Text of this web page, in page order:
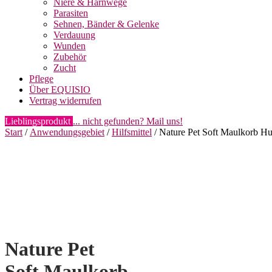
Parasiten
Sehnen, Bänder & Gelenke
Verdauung
Wunden
Zubehör
Zucht
Pflege
Über EQUISIO
Vertrag widerrufen
Lieblingsprodukt ... nicht gefunden? Mail uns!
Start / Anwendungsgebiet /Hilfsmittel / Nature Pet Soft Maulkorb
Nature Pet